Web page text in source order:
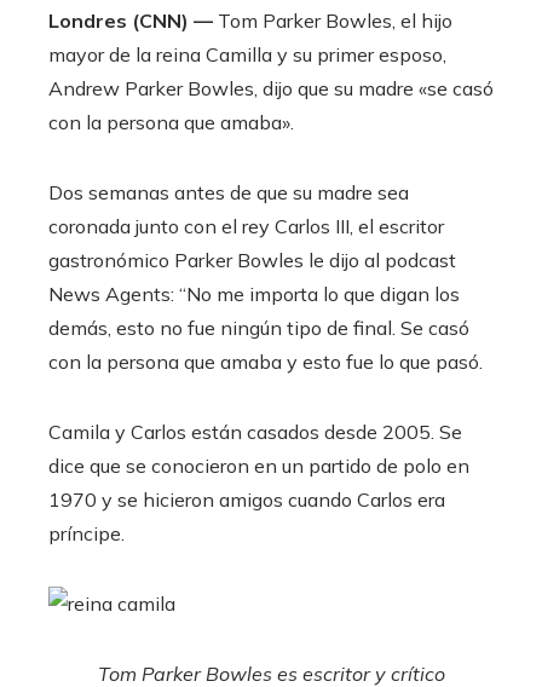
Londres (CNN) — Tom Parker Bowles, el hijo
mayor de la reina Camilla y su primer esposo,
Andrew Parker Bowles, dijo que su madre «se casó
con la persona que amaba».
Dos semanas antes de que su madre sea
coronada junto con el rey Carlos III, el escritor
gastronómico Parker Bowles le dijo al podcast
News Agents: “No me importa lo que digan los
demás, esto no fue ningún tipo de final. Se casó
con la persona que amaba y esto fue lo que pasó.
Camila y Carlos están casados ​​desde 2005. Se
dice que se conocieron en un partido de polo en
1970 y se hicieron amigos cuando Carlos era
príncipe.
Tom Parker Bowles es escritor y crítico